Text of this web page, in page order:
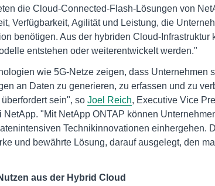
die Cloud-Connected-Flash-Lösungen von
Verfügbarkeit, Agilität und Leistung, die
benötigen. Aus der hybriden Cloud-
entstehen oder weiterentwickelt werden."
wie 5G-Netze zeigen, dass Unternehmen
an Daten zu generieren, zu erfassen und zu
sein", so Joel Reich, Executive Vice
NetApp. "Mit NetApp ONTAP können
Technikinnovationen einhergehen.
und bewährte Lösung, darauf ausgelegt, den
aus der Hybrid Cloud